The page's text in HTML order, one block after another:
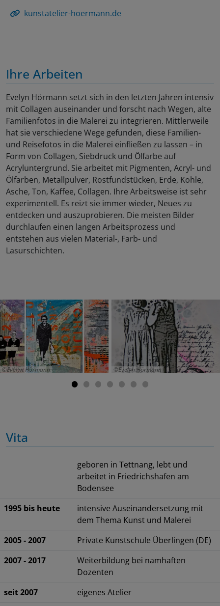
kunstatelier-hoermann.de
Ihre Arbeiten
Evelyn Hörmann setzt sich in den letzten Jahren intensiv
mit Collagen auseinander und forscht nach Wegen, alte
Familienfotos in die Malerei zu integrieren. Mittlerweile
hat sie verschiedene Wege gefunden, diese Familien-
und Reisefotos in die Malerei einfließen zu lassen – in
Form von Collagen, Siebdruck und Ölfarbe auf
Acryluntergrund. Sie arbeitet mit Pigmenten, Acryl- und
Ölfarben, Metallpulver, Rostfundstücken, Erde, Kohle,
Asche, Ton, Kaffee, Collagen. Ihre Arbeitsweise ist sehr
experimentell. Es reizt sie immer wieder, Neues zu
entdecken und auszuprobieren. Die meisten Bilder
durchlaufen einen langen Arbeitsprozess und
entstehen aus vielen Material-, Farb- und
Lasurschichten.
Evelyn Hörmann Evelyn Hörmann
Vita
geboren in Tettnang, lebt und
arbeitet in Friedrichshafen am
Bodensee
1995 bis heute
intensive Auseinandersetzung mit
dem Thema Kunst und Malerei
2005 - 2007
Private Kunstschule Überlingen (DE)
2007 - 2017
Weiterbildung bei namhaften
Dozenten
seit 2007
eigenes Atelier